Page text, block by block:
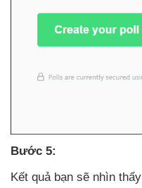
Bước 5:
Kết quả bạn sẽ nhìn thấy